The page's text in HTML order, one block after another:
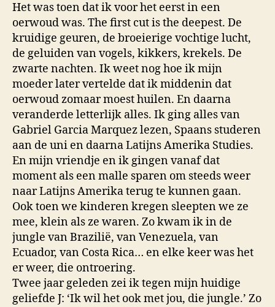
Het was toen dat ik voor het eerst in een
oerwoud was. The first cut is the deepest. De
kruidige geuren, de broeierige vochtige lucht,
de geluiden van vogels, kikkers, krekels. De
zwarte nachten. Ik weet nog hoe ik mijn
moeder later vertelde dat ik middenin dat
oerwoud zomaar moest huilen. En daarna
veranderde letterlijk alles. Ik ging alles van
Gabriel Garcia Marquez lezen, Spaans studeren
aan de uni en daarna Latijns Amerika Studies.
En mijn vriendje en ik gingen vanaf dat
moment als een malle sparen om steeds weer
naar Latijns Amerika terug te kunnen gaan.
Ook toen we kinderen kregen sleepten we ze
mee, klein als ze waren. Zo kwam ik in de
jungle van Brazilië, van Venezuela, van
Ecuador, van Costa Rica… en elke keer was het
er weer, die ontroering.
Twee jaar geleden zei ik tegen mijn huidige
geliefde J: ‘Ik wil het ook met jou, die jungle.’ Zo